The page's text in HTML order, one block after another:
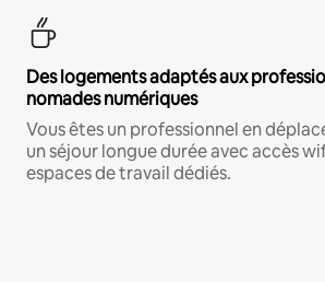
Des logements adaptés aux
nomades numériques
Vous êtes un professionnel en
un séjour longue durée avec accès
espaces de travail dédiés.